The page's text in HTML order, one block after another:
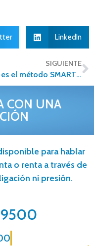
LinkedIn
SIGUIENTE
Qué es el método SMART y cómo utilizarlo para lograr tus metas
CON UNA
para hablar
o renta a través de
ni presión.